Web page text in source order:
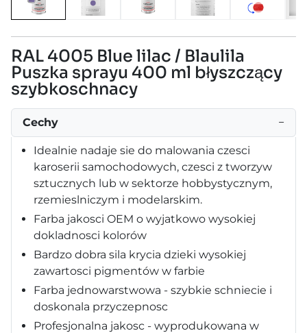
RAL 4005 Blue lilac / Blaulila
Puszka sprayu 400 ml błyszczący
szybkoschnacy
Cechy −
Idealnie nadaje sie do malowania czesci
karoserii samochodowych, czesci z tworzyw
sztucznych lub w sektorze hobbystycznym,
rzemieslniczym i modelarskim.
Farba jakosci OEM o wyjatkowo wysokiej
dokladnosci kolorów
Bardzo dobra sila krycia dzieki wysokiej
zawartosci pigmentów w farbie
Farba jednowarstwowa - szybkie schniecie i
doskonala przyczepnosc
Profesjonalna jakosc - wyprodukowana w